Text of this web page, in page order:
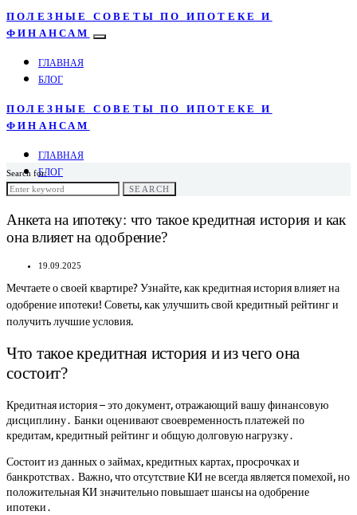
ПОЛЕЗНЫЕ СОВЕТЫ ПО ИПОТЕКЕ И
ФИНАНСАМ
ГЛАВНАЯ
БЛОГ
ПОЛЕЗНЫЕ СОВЕТЫ ПО ИПОТЕКЕ И
ФИНАНСАМ
ГЛАВНАЯ
БЛОГ
Search for:
SEARCH
Анкета на ипотеку: что такое кредитная история и как
она влияет на одобрение?
19.09.2025
Мечтаете о своей квартире? Узнайте, как кредитная история влияет на
одобрение ипотеки! Советы, как улучшить свой кредитный рейтинг и
получить лучшие условия.
Что такое кредитная история и из чего она
состоит?
Кредитная история – это документ, отражающий вашу финансовую
дисциплину․ Банки оценивают своевременность платежей по
кредитам, кредитный рейтинг и общую долговую нагрузку․
Состоит из данных о займах, кредитных картах, просрочках и
банкротствах․ Важно, что отсутствие КИ не всегда является помехой, но
положительная КИ значительно повышает шансы на одобрение
ипотеки․